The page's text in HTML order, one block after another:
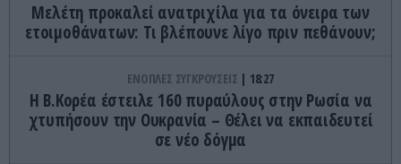
Μελέτη προκαλεί ανατριχίλα για τα όνειρα των
ετοιμοθάνατων: Τι βλέπουνε λίγο πριν πεθάνουν;
ΕΝΟΠΛΕΣ ΣΥΓΚΡΟΥΣΕΙΣ 18:27
Η Β.Κορέα έστειλε 160 πυραύλους στην Ρωσία να
χτυπήσουν την Ουκρανία – Θέλει να εκπαιδευτεί
σε νέο δόγμα